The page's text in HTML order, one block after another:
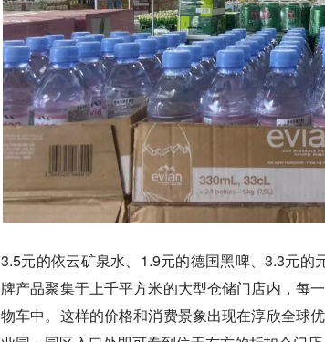
3.5元的依云矿泉水、1.9元的德国黑啤、3.3元的
牌产品聚集于上千平方米的大型仓储门店内，每
物车中。这样的价格和消费景象出现在淳欣全球